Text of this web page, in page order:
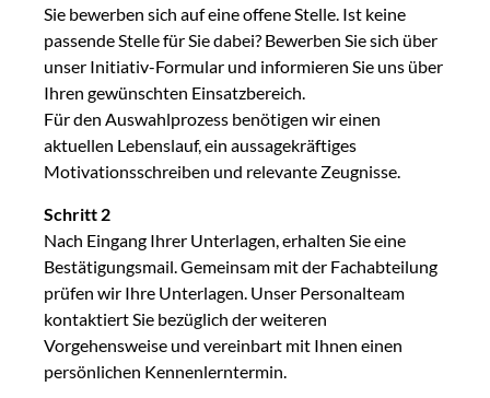
Sie bewerben sich auf eine offene Stelle. Ist keine
passende Stelle für Sie dabei? Bewerben Sie sich über
unser Initiativ-Formular und informieren Sie uns über
Ihren gewünschten Einsatzbereich.
Für den Auswahlprozess benötigen wir einen
aktuellen Lebenslauf, ein aussagekräftiges
Motivationsschreiben und relevante Zeugnisse.
Schritt 2
Nach Eingang Ihrer Unterlagen, erhalten Sie eine
Bestätigungsmail. Gemeinsam mit der Fachabteilung
prüfen wir Ihre Unterlagen. Unser Personalteam
kontaktiert Sie bezüglich der weiteren
Vorgehensweise und vereinbart mit Ihnen einen
persönlichen Kennenlerntermin.